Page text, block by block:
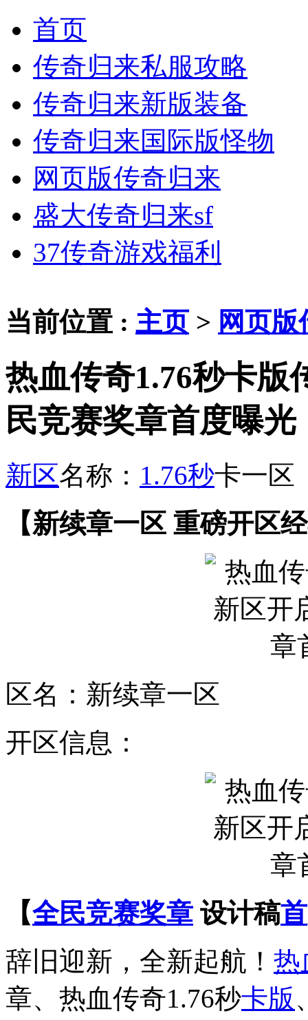
首页
传奇归来私服攻略
传奇归来新版装备
传奇归来国际版怪物
网页版传奇归来
盛大传奇归来sf
37传奇游戏福利
当前位置 : 主页 > 网页
热血传奇1.76秒卡版
民竞赛奖章首度曝光
新区名称： 1.76秒卡一区
【新续章一区 重磅开区
区名：新续章一区
开区信息：
【全民竞赛奖章 设计稿首
辞旧迎新，全新起航！ 热
章、热血传奇1.76秒卡版